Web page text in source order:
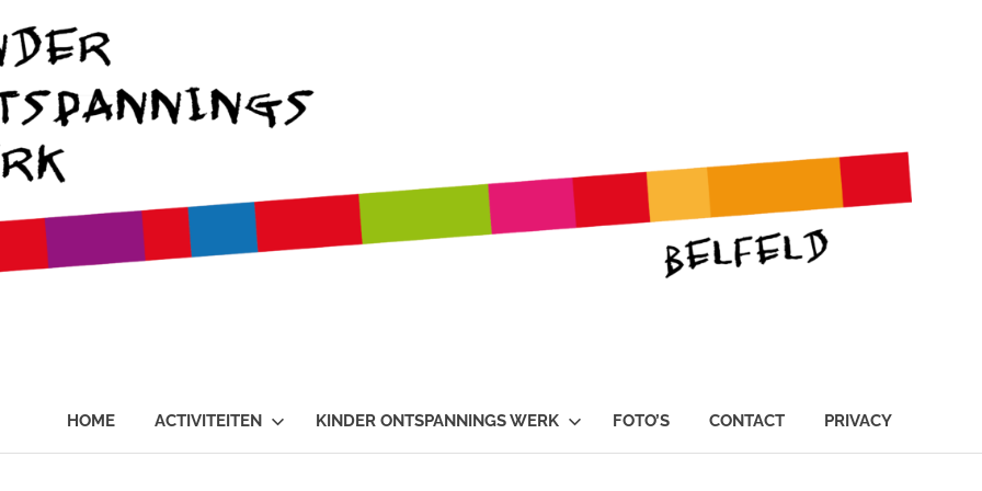
HOME ACTIVITEITEN KINDER ONTSPANNINGS WERK FOTO’S CONTACT PRIVACY